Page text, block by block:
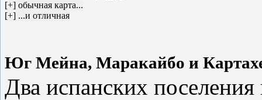
Юг Мейна, Маракайбо и
Два испанских